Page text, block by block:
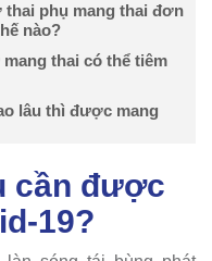
thai phụ mang thai đơn
nào?
thai có thể tiêm
lâu thì được mang
cần được
19?